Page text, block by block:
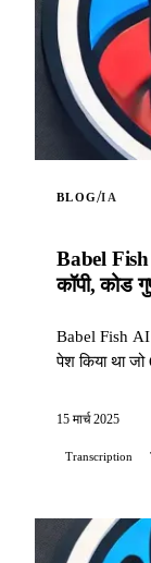
BLOG/IA
Babel Fish
कॉपी, कोड
Babel Fish
पेश किया था
है...
15 मार्च 2025
Transcription